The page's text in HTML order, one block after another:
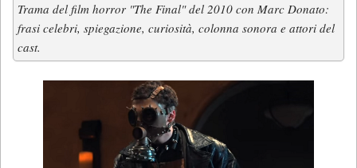
Trama del film horror "The Final" del 2010 con Marc Donato:
frasi celebri, spiegazione, curiosità, colonna sonora e attori del
cast.